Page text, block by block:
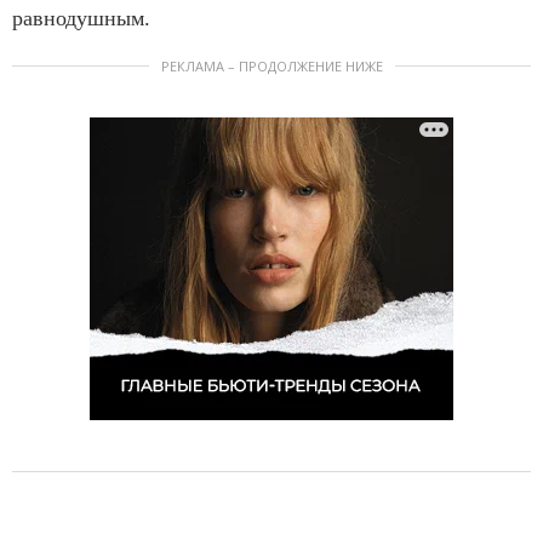
равнодушным.
РЕКЛАМА – ПРОДОЛЖЕНИЕ НИЖЕ